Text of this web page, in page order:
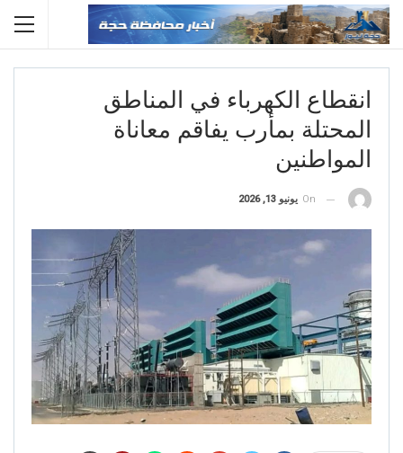
انقطاع الكهرباء في المناطق
المحتلة بمأرب يفاقم معاناة
المواطنين
On يونيو 13, 2026